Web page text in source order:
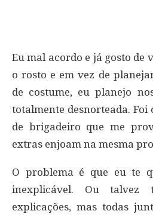
Eu mal acordo e já gosto de
o rosto e em vez de
de costume, eu planejo
totalmente desnorteada. Foi
de brigadeiro que me
extras enjoam na mesma
O problema é que eu te
inexplicável. Ou talvez
explicações, mas todas